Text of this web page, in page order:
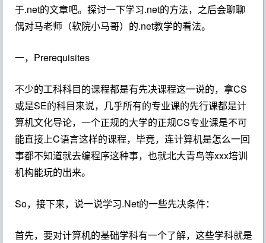
于.net的文章吧。探讨一下学习.net的方法，之后会聊聊
偶对马老师（软院小马哥）的.net教学的看法。
一，Prerequisites
不少的工科科目的课程都是有先决课程这一说的，拿CS
或是SE的科目来说，几乎所有的专业课的先行课都是计
算机文化导论，一个正规的大学的正规CS专业课是不可
能直接上C语言这样的课程，毕竟，连计算机是怎么一回
事都不知道就去编程序这种事，也就北大青鸟等xxx培训
机构能玩的出来。
So，接下来，说一说学习.Net的一些先决条件：
首先，要对计算机的基础学科有一个了解，这些学科就是